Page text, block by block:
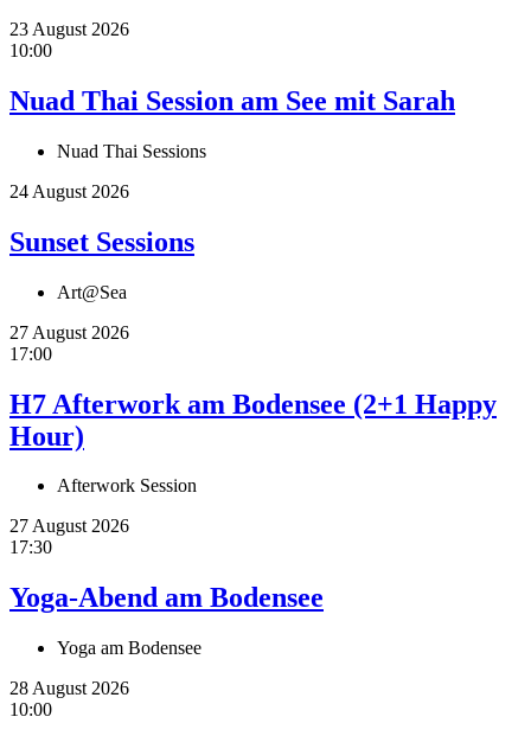
23 August 2026
10:00
Nuad Thai Session am See mit Sarah
Nuad Thai Sessions
24 August 2026
Sunset Sessions
Art@Sea
27 August 2026
17:00
H7 Afterwork am Bodensee (2+1 Happy
Hour)
Afterwork Session
27 August 2026
17:30
Yoga-Abend am Bodensee
Yoga am Bodensee
28 August 2026
10:00